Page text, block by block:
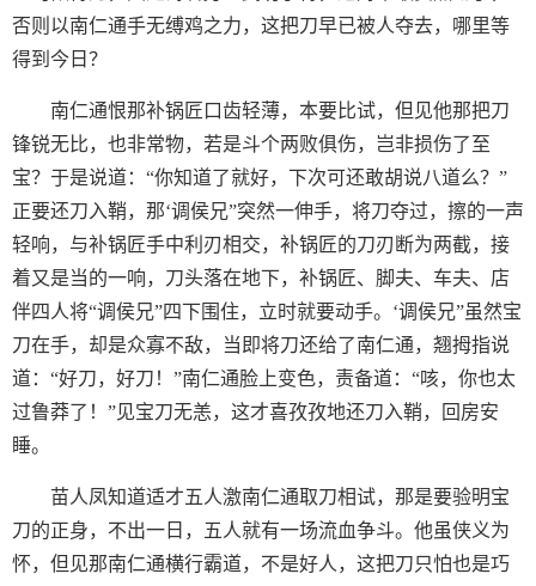
否则以南仁通手无缚鸡之力，这把刀早已被人夺去，哪里等
得到今日？
南仁通恨那补锅匠口齿轻薄，本要比试，但见他那把刀
锋锐无比，也非常物，若是斗个两败俱伤，岂非损伤了至
宝？于是说道：“你知道了就好，下次可还敢胡说八道么？”
正要还刀入鞘，那‘调侯兄”突然一伸手，将刀夺过，擦的一声
轻响，与补锅匠手中利刃相交，补锅匠的刀刃断为两截，接
着又是当的一响，刀头落在地下，补锅匠、脚夫、车夫、店
伴四人将“调侯兄”四下围住，立时就要动手。‘调侯兄”虽然宝
刀在手，却是众寡不敌，当即将刀还给了南仁通，翘拇指说
道：“好刀，好刀！”南仁通脸上变色，责备道：“咳，你也太
过鲁莽了！”见宝刀无恙，这才喜孜孜地还刀入鞘，回房安
睡。
苗人凤知道适才五人激南仁通取刀相试，那是要验明宝
刀的正身，不出一日，五人就有一场流血争斗。他虽侠义为
怀，但见那南仁通横行霸道，不是好人，这把刀只怕也是巧